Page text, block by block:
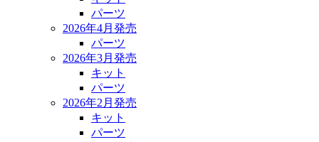
パーツ
2026年4月発売
パーツ
2026年3月発売
キット
パーツ
2026年2月発売
キット
パーツ